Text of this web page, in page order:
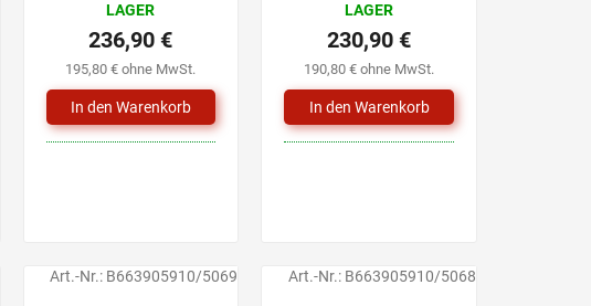
LAGER
195,80 € ohne MwSt.
236,90 €
LAGER
190,80 € ohne MwSt.
230,90 €
Art.-Nr.: B663905910/5069 Art.-Nr.: B663905910/5068